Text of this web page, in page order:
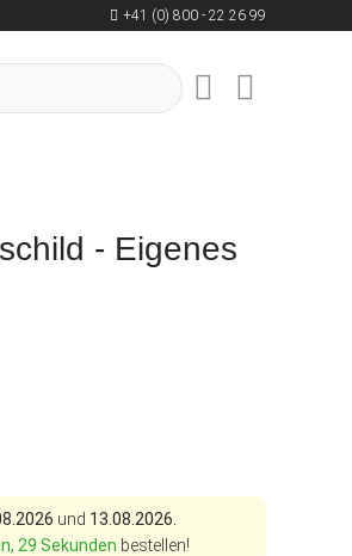
+41 (0) 800 - 22 26 99
- Eigenes
und 13.08.2026.
29 Sekunden bestellen!